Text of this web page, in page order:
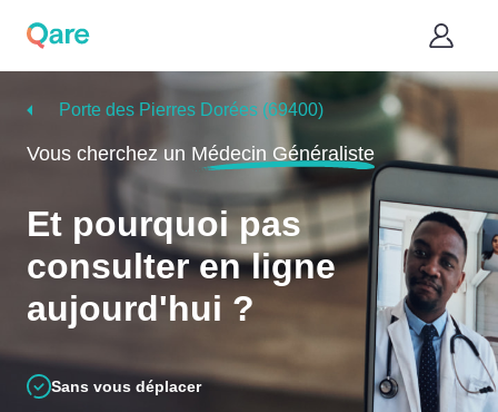
Porte des Pierres Dorées (69400)
Vous cherchez un Médecin Généraliste
Et pourquoi pas
consulter en ligne
aujourd'hui ?
Sans vous déplacer